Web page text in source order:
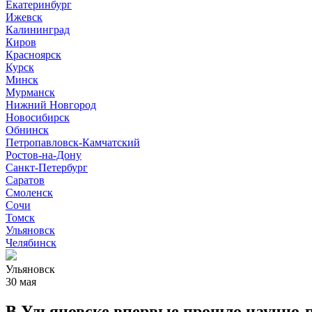
Екатеринбург
Ижевск
Калининград
Киров
Красноярск
Курск
Минск
Мурманск
Нижний Новгород
Новосибирск
Обнинск
Петропавловск-Камчатский
Ростов-на-Дону
Санкт-Петербург
Саратов
Смоленск
Сочи
Томск
Ульяновск
Челябинск
Ульяновск
30 мая